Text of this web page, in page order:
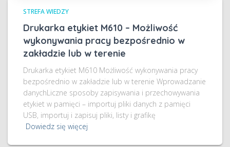
STREFA WIEDZY
Drukarka etykiet M610 – Możliwość
wykonywania pracy bezpośrednio w
zakładzie lub w terenie
Drukarka etykiet M610 Możliwość wykonywania pracy
bezpośrednio w zakładzie lub w terenie Wprowadzanie
danychLiczne sposoby zapisywania i przechowywania
etykiet w pamięci – importuj pliki danych z pamięci
USB, importuj i zapisuj pliki, listy i grafikę
Dowiedz się więcej